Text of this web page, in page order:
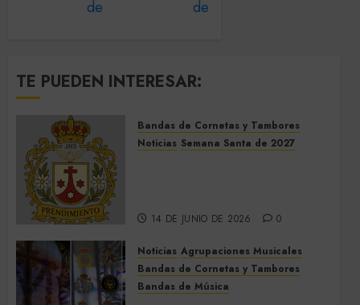
TE PUEDEN INTERESAR:
Bandas de Cornetas y Tambores
Noticias Semana Santa de 2027
14 DE JUNIO DE 2026 0
Noticias Agrupaciones Musicales
Bandas de Cornetas y Tambores
Bandas de Música